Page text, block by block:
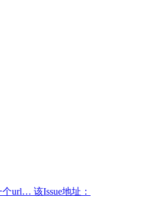
url… 该Issue地址：